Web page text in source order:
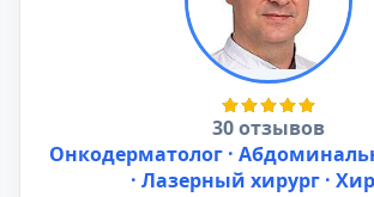
30 отзывов
Онкодерматолог ·
· Лазерный хирург ·